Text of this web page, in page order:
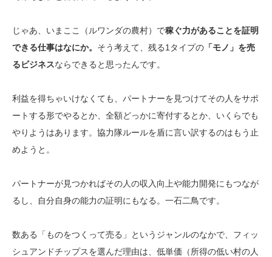
じゃあ、いまここ（ルワンダの農村）で稼ぐ力があることを証明
できる仕事はなにか。 そう考えて、残る1タイプの 「モノ」を売
るビジネスならできると思ったんです。
利益を得ちゃいけなくても、パートナーを見つけてその人をサポ
ートする形でやるとか、全額どっかに寄付するとか、いくらでも
やりようはあります。協力隊ルールを盾に言い訳するのはもう止
めようと。
パートナーが見つかればその人の収入向上や能力開発にもつなが
るし、自分自身の能力の証明にもなる。一石二鳥です。
数ある「ものをつくって売る」というジャンルのなかで、フィッ
シュアンドチップスを選んだ理由は、低単価（所得の低い村の人